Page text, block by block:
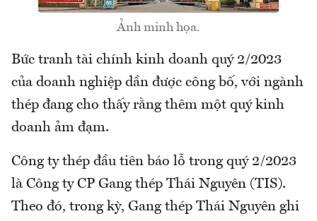
Ảnh minh họa.
Bức tranh tài chính kinh doanh quý 2/2023
của doanh nghiệp dần được công bố, với ngành
thép đang cho thấy rằng thêm một quý kinh
doanh ảm đạm.
Công ty thép đầu tiên báo lỗ trong quý 2/2023
là Công ty CP Gang thép Thái Nguyên (TIS).
Theo đó, trong kỳ, Gang thép Thái Nguyên ghi